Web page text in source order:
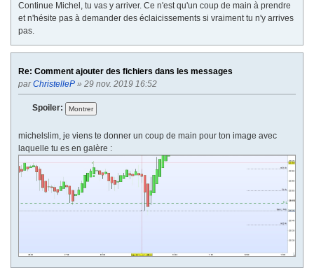
Continue Michel, tu vas y arriver. Ce n'est qu'un coup de main à prendre
et n'hésite pas à demander des éclaicissements si vraiment tu n'y arrives
pas.
Re: Comment ajouter des fichiers dans les messages
parChristelleP » 29 nov. 2019 16:52
Spoiler:
michelslim, je viens te donner un coup de main pour ton image avec
laquelle tu es en galère :